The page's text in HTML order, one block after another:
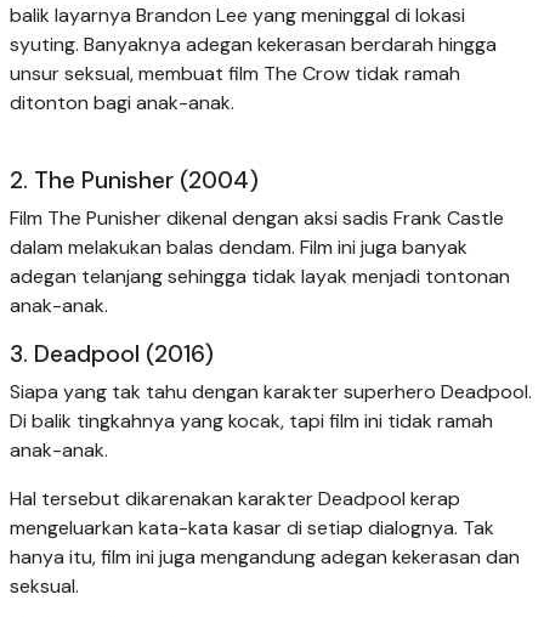
balik layarnya Brandon Lee yang meninggal di lokasi
syuting. Banyaknya adegan kekerasan berdarah hingga
unsur seksual, membuat film The Crow tidak ramah
ditonton bagi anak-anak.
2. The Punisher (2004)
Film The Punisher dikenal dengan aksi sadis Frank Castle
dalam melakukan balas dendam. Film ini juga banyak
adegan telanjang sehingga tidak layak menjadi tontonan
anak-anak.
3. Deadpool (2016)
Siapa yang tak tahu dengan karakter superhero Deadpool.
Di balik tingkahnya yang kocak, tapi film ini tidak ramah
anak-anak.
Hal tersebut dikarenakan karakter Deadpool kerap
mengeluarkan kata-kata kasar di setiap dialognya. Tak
hanya itu, film ini juga mengandung adegan kekerasan dan
seksual.